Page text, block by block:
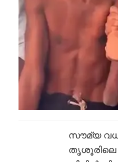
സൗമ്യ
തൃശൂരിലെ